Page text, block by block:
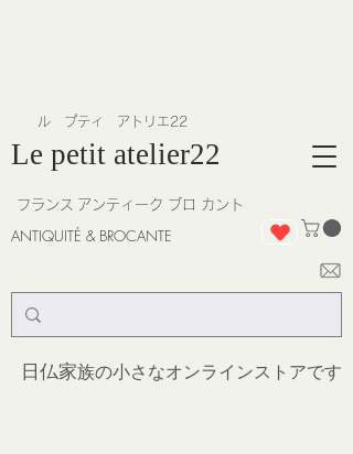
Le petit atelier22
ANTIQUITÉ & BROCANTE
アンティーク ブロ カント
日仏家族の小さなオンラインストアです
​ル プティ アトリエ22
フランス